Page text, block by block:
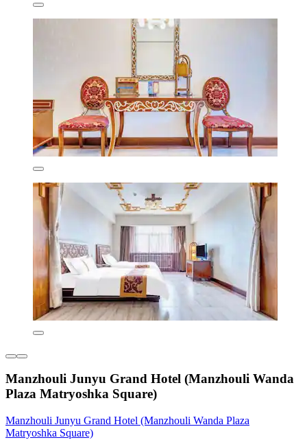
Manzhouli Junyu Grand Hotel (Manzhouli Wanda
Plaza Matryoshka Square)
Manzhouli Junyu Grand Hotel (Manzhouli Wanda Plaza
Matryoshka Square)